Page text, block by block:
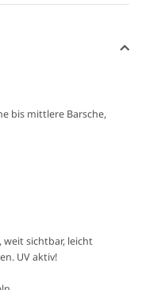
bis mittlere Barsche,
sichtbar, leicht
UV aktiv!